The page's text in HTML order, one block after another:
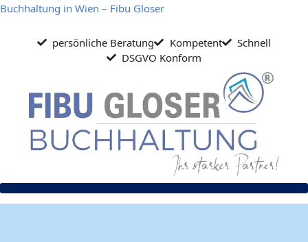
Zum
springen
Buchhaltung in Wien – Fibu Gloser
persönliche Beratung Kompetent
Schnell
DSGVO Konform